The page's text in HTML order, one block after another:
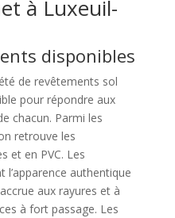
à Luxeuil-
disponibles
de revêtements sol
pour répondre aux
chacun. Parmi les
retrouve les
et en PVC. Les
authentique
aux rayures et à
à fort passage. Les